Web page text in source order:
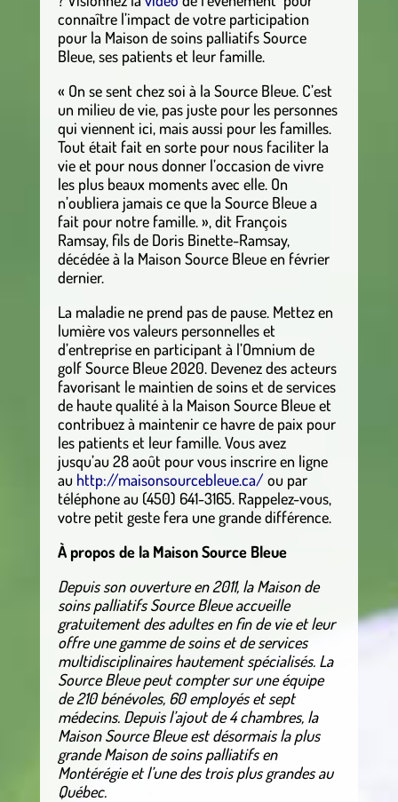
connaître l’impact de votre participation
pour la Maison de soins palliatifs Source
Bleue, ses patients et leur famille.
« On se sent chez soi à la Source Bleue. C’est
un milieu de vie, pas juste pour les personnes
qui viennent ici, mais aussi pour les familles.
Tout était fait en sorte pour nous faciliter la
vie et pour nous donner l’occasion de vivre
les plus beaux moments avec elle. On
n’oubliera jamais ce que la Source Bleue a
fait pour notre famille. », dit François
Ramsay, fils de Doris Binette-Ramsay,
décédée à la Maison Source Bleue en février
dernier.
La maladie ne prend pas de pause. Mettez en
lumière vos valeurs personnelles et
d’entreprise en participant à l’Omnium de
golf Source Bleue 2020. Devenez des acteurs
favorisant le maintien de soins et de services
de haute qualité à la Maison Source Bleue et
contribuez à maintenir ce havre de paix pour
les patients et leur famille. Vous avez
jusqu’au 28 août pour vous inscrire en ligne
au http://maisonsourcebleue.ca/ou par
téléphone au (450) 641-3165. Rappelez-vous,
votre petit geste fera une grande différence.
À propos de la Maison Source Bleue
Depuis son ouverture en 2011, la Maison de
soins palliatifs Source Bleue accueille
gratuitement des adultes en fin de vie et leur
offre une gamme de soins et de services
multidisciplinaires hautement spécialisés. La
Source Bleue peut compter sur une équipe
de 210 bénévoles, 60 employés et sept
médecins. Depuis l’ajout de 4 chambres, la
Maison Source Bleue est désormais la plus
grande Maison de soins palliatifs en
Montérégie et l’une des trois plus grandes au
Québec.